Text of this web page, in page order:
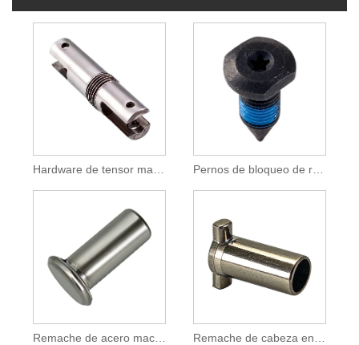
Remache de acero macizo de cabeza plana para fijación industrial